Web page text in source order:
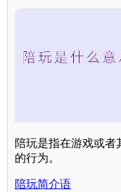
陪玩是指在游戏或
的行为。
陪玩简介语